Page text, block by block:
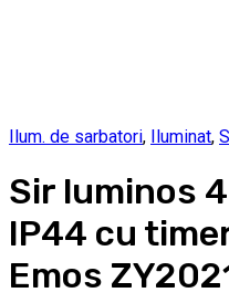
Ilum. de sarbatori, Iluminat,
Sir luminos
IP44 cu
Emos